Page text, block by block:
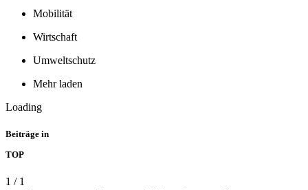
Mobilität
Wirtschaft
Umweltschutz
Mehr laden
Loading
Beiträge in
TOP
1 / 1